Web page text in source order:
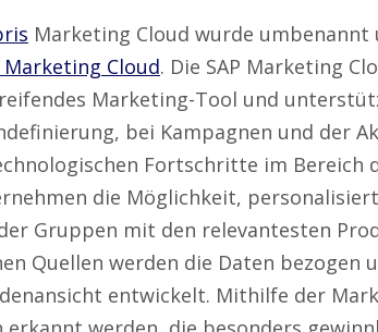
Marketing Cloud wurde
Marketing Cloud. Die SAP Marketing
Marketing-Tool und
bei Kampagnen und der
Fortschritte im Bereich
die Möglichkeit,
Gruppen mit den relevantesten
Quellen werden die Daten bezogen
entwickelt. Mithilfe der